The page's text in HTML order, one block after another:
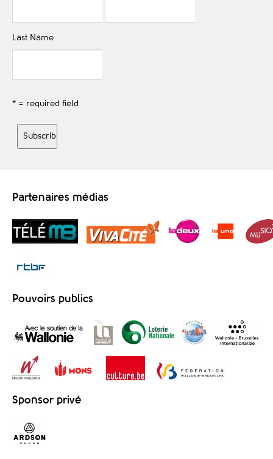
Last Name
* = required field
Partenaires médias
Pouvoirs publics
Sponsor privé